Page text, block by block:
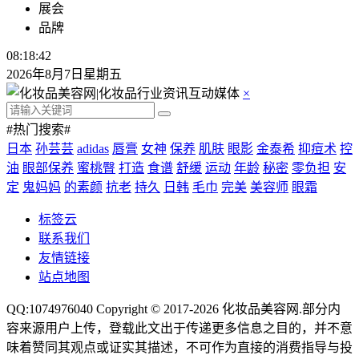
展会
品牌
08:18:42
2026年8月7日星期五
×
#热门搜索#
日本 孙芸芸 adidas 唇膏 女神 保养 肌肤 眼影 金泰希 抑痘术 控
油 眼部保养 蜜桃臀 打造 食谱 舒缓 运动 年龄 秘密 零负担 安
定 鬼妈妈 的素颜 抗老 持久 日韩 毛巾 完美 美容师 眼霜
标签云
联系我们
友情链接
站点地图
QQ:1074976040 Copyright © 2017-2026 化妆品美容网 .部分内
容来源用户上传，登载此文出于传递更多信息之目的，并不意
味着赞同其观点或证实其描述，不可作为直接的消费指导与投